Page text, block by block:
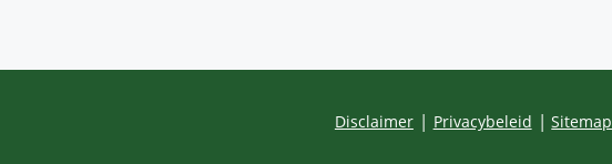
Disclaimer Privacybeleid Sitemap